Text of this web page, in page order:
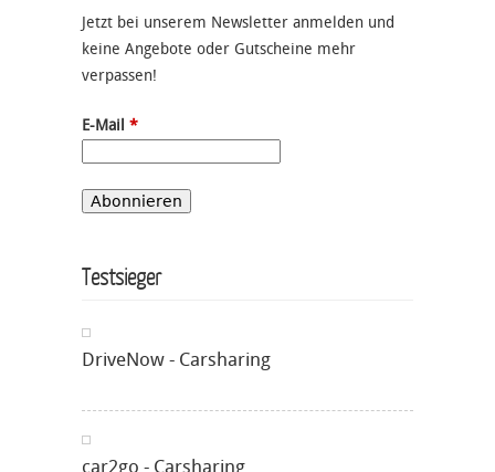
Jetzt bei unserem Newsletter anmelden und
keine Angebote oder Gutscheine mehr
verpassen!
E-Mail *
Testsieger
DriveNow - Carsharing
car2go - Carsharing